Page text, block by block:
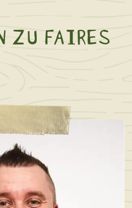
ZU FAIRES